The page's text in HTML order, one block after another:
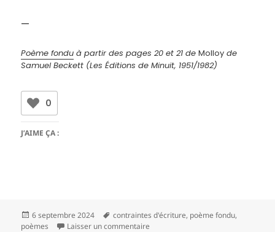
—
Poème fondu à partir des pages 20 et 21 deMolloy de
Samuel Beckett (Les Éditions de Minuit, 1951/1982)
0
J’AIME ÇA :
Publié
le
6 septembre 2024
Mots-
clés
contraintes d'écriture, poème fondu,
poèmes
Laisser un commentaire